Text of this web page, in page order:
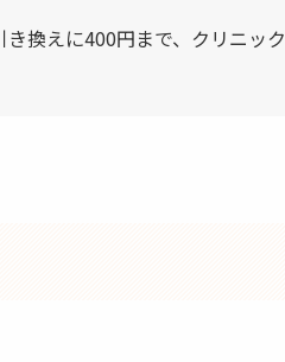
換えに400円まで、クリニック